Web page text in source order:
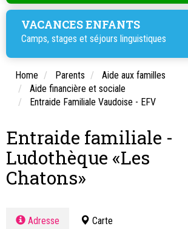
VACANCES ENFANTS
Camps, stages et séjours linguistiques
Home Parents
Aide aux familles
Aide financière et sociale
Entraide Familiale Vaudoise - EFV
Entraide familiale -
Ludothèque «Les
Chatons»
Adresse Carte